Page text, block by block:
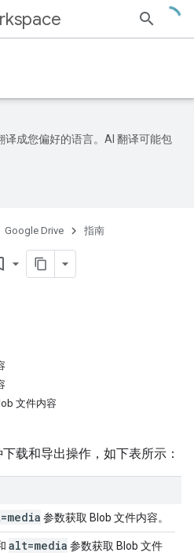
译成您偏好的语言。AI 翻译可能包
Google Drive 指南
文件内容
载和导出操作，如下表所示：
参数获取 Blob 文件内容。
alt=media 参数获取 Blob 文件